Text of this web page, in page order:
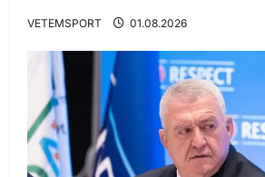
VETEMSPORT 01.08.2026